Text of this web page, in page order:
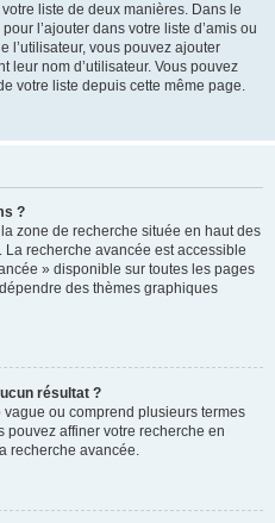
liste de deux manières. Dans le
l’ajouter dans votre liste d’amis ou
l’utilisateur, vous pouvez ajouter
leur nom d’utilisateur. Vous pouvez
votre liste depuis cette même page.
?
zone de recherche située en haut des
La recherche avancée est accessible
» disponible sur toutes les pages
des thèmes graphiques
résultat ?
ou comprend plusieurs termes
pouvez affiner votre recherche en
recherche avancée.